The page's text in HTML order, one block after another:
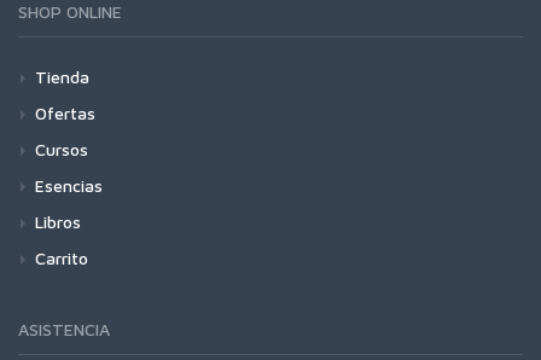
SHOP ONLINE
Tienda
Ofertas
Cursos
Esencias
Libros
Carrito
ASISTENCIA